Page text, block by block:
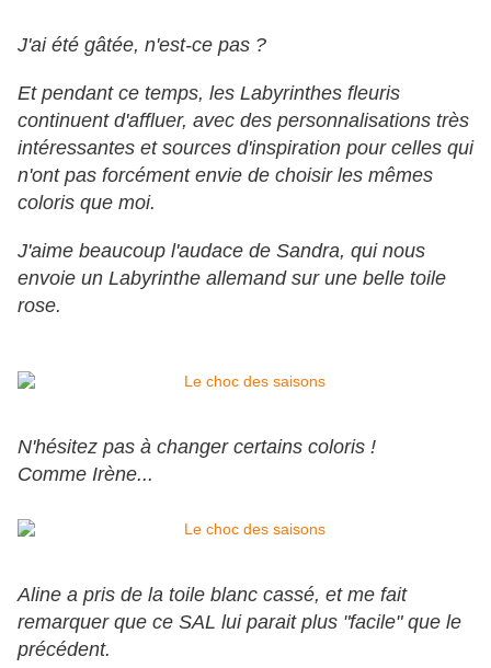
J'ai été gâtée, n'est-ce pas ?
Et pendant ce temps, les Labyrinthes fleuris
continuent d'affluer, avec des personnalisations très
intéressantes et sources d'inspiration pour celles qui
n'ont pas forcément envie de choisir les mêmes
coloris que moi.
J'aime beaucoup l'audace de Sandra, qui nous
envoie un Labyrinthe allemand sur une belle toile
rose.
N'hésitez pas à changer certains coloris !
Comme Irène...
Aline a pris de la toile blanc cassé, et me fait
remarquer que ce SAL lui parait plus "facile" que le
précédent.